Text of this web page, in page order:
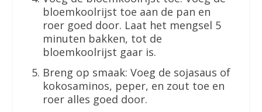
bloemkoolrijst toe aan de pan en
roer goed door. Laat het mengsel 5
minuten bakken, tot de
bloemkoolrijst gaar is.
Breng op smaak: Voeg de sojasaus of
kokosaminos, peper, en zout toe en
roer alles goed door.